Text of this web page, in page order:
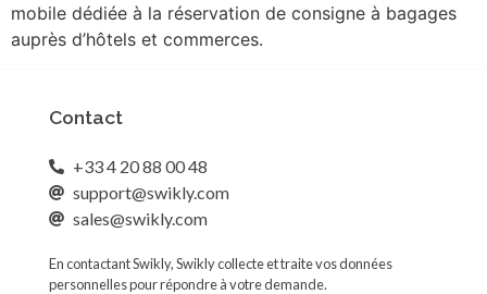
mobile dédiée à la réservation de consigne à bagages
auprès d’hôtels et commerces.
Contact
+33 4 20 88 00 48
support@swikly.com
sales@swikly.com
En contactant Swikly, Swikly collecte et traite vos données
personnelles pour répondre à votre demande.